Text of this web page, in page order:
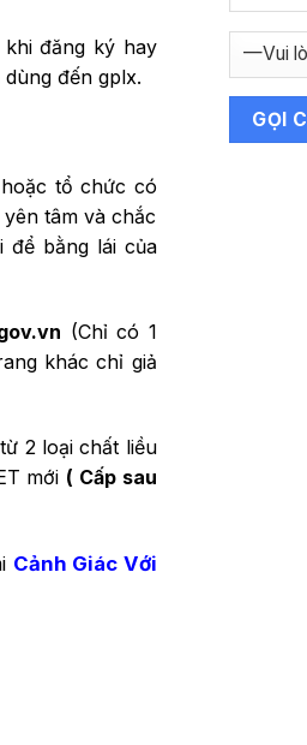
đăng ký hay
đến gplx.
tổ chức có
tâm và chắc
bằng lái của
(Chỉ có 1
khác chỉ giả
2 loại chất liều
mới ( Cấp sau
Cảnh Giác Với